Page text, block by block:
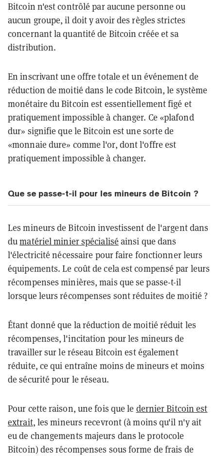
Bitcoin n'est contrôlé par aucune personne ou
aucun groupe, il doit y avoir des règles strictes
concernant la quantité de Bitcoin créée et sa
distribution.
En inscrivant une offre totale et un événement de
réduction de moitié dans le code Bitcoin, le système
monétaire du Bitcoin est essentiellement figé et
pratiquement impossible à changer. Ce «plafond
dur» signifie que le Bitcoin est une sorte de
«monnaie dure» comme l'or, dont l'offre est
pratiquement impossible à changer.
Que se passe-t-il pour les mineurs de Bitcoin ?
Les mineurs de Bitcoin investissent de l'argent dans
dumatériel minier spécialisé ainsi que dans
l'électricité nécessaire pour faire fonctionner leurs
équipements. Le coût de cela est compensé par leurs
récompenses minières, mais que se passe-t-il
lorsque leurs récompenses sont réduites de moitié ?
Étant donné que la réduction de moitié réduit les
récompenses, l'incitation pour les mineurs de
travailler sur le réseau Bitcoin est également
réduite, ce qui entraîne moins de mineurs et moins
de sécurité pour le réseau.
Pour cette raison, une fois que le dernier Bitcoin est
extrait, les mineurs recevront (à moins qu'il n'y ait
eu de changements majeurs dans le protocole
Bitcoin) des récompenses sous forme de frais de